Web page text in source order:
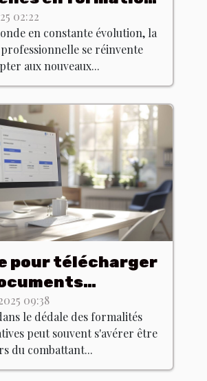
02:22
en constante évolution, la
se réinvente
aux nouveaux...
pour télécharger
des
en ligne
09:38
le dédale des formalités
peut souvent s'avérer être
du combattant...